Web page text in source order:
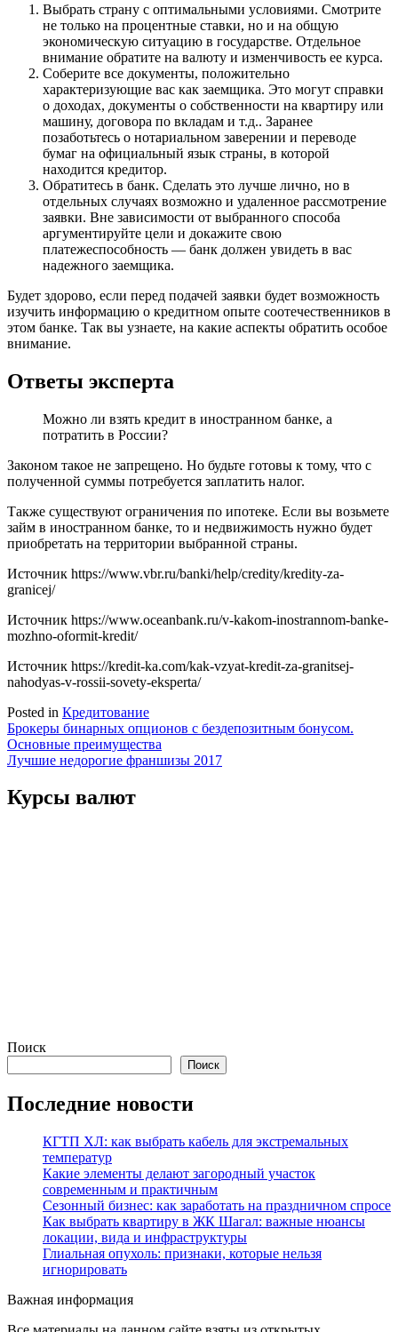
Выбрать страну с оптимальными условиями. Смотрите
не только на процентные ставки, но и на общую
экономическую ситуацию в государстве. Отдельное
внимание обратите на валюту и изменчивость ее курса.
Соберите все документы, положительно
характеризующие вас как заемщика. Это могут справки
о доходах, документы о собственности на квартиру или
машину, договора по вкладам и т.д.. Заранее
позаботьтесь о нотариальном заверении и переводе
бумаг на официальный язык страны, в которой
находится кредитор.
Обратитесь в банк. Сделать это лучше лично, но в
отдельных случаях возможно и удаленное рассмотрение
заявки. Вне зависимости от выбранного способа
аргументируйте цели и докажите свою
платежеспособность — банк должен увидеть в вас
надежного заемщика.
Будет здорово, если перед подачей заявки будет возможность
изучить информацию о кредитном опыте соотечественников в
этом банке. Так вы узнаете, на какие аспекты обратить особое
внимание.
Ответы эксперта
Можно ли взять кредит в иностранном банке, а
потратить в России?
Законом такое не запрещено. Но будьте готовы к тому, что с
полученной суммы потребуется заплатить налог.
Также существуют ограничения по ипотеке. Если вы возьмете
займ в иностранном банке, то и недвижимость нужно будет
приобретать на территории выбранной страны.
Источник https://www.vbr.ru/banki/help/credity/kredity-za-
granicej/
Источник https://www.oceanbank.ru/v-kakom-inostrannom-banke-
mozhno-oformit-kredit/
Источник https://kredit-ka.com/kak-vzyat-kredit-za-granitsej-
nahodyas-v-rossii-sovety-eksperta/
Posted in Кредитование
Навигация
по
Брокеры бинарных опционов с бездепозитным бонусом.
Основные преимущества
Лучшие недорогие франшизы 2017
Курсы валют
Поиск
Поиск
Последние новости
КГТП ХЛ: как выбрать кабель для экстремальных
температур
Какие элементы делают загородный участок
современным и практичным
Сезонный бизнес: как заработать на праздничном спросе
Как выбрать квартиру в ЖК Шагал: важные нюансы
локации, вида и инфраструктуры
Глиальная опухоль: признаки, которые нельзя
игнорировать
Важная информация